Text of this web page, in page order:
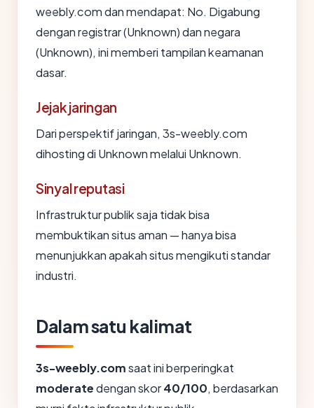
weebly.com dan mendapat: No. Digabung
dengan registrar (Unknown) dan negara
(Unknown), ini memberi tampilan keamanan
dasar.
Jejak jaringan
Dari perspektif jaringan, 3s-weebly.com
dihosting di Unknown melalui Unknown.
Sinyal reputasi
Infrastruktur publik saja tidak bisa
membuktikan situs aman — hanya bisa
menunjukkan apakah situs mengikuti standar
industri.
Dalam satu kalimat
3s-weebly.comsaat ini berperingkat
moderatedengan skor40/100, berdasarkan